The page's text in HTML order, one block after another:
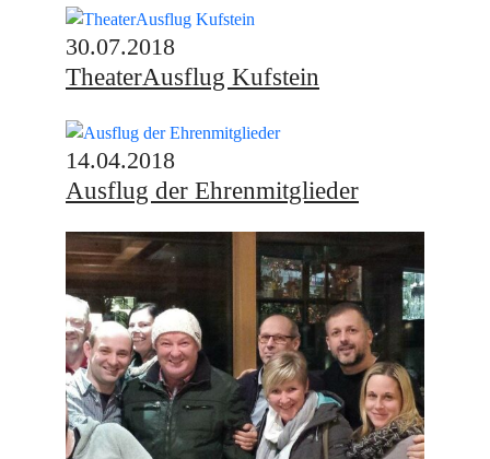
30.07.2018
TheaterAusflug Kufstein
14.04.2018
Ausflug der Ehrenmitglieder